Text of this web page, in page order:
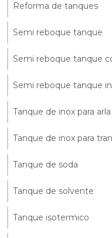
Reforma de tanques
Semi reboque tanque
Semi reboque tanque
Semi reboque tanque
Tanque de inox para arla
Tanque de inox para
Tanque de soda
Tanque de solvente
Tanque isotermico